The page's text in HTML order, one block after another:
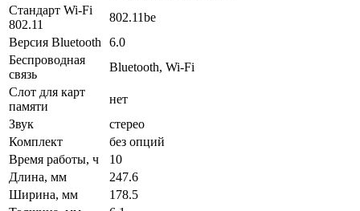
Стандарт Wi-Fi
802.11
802.11be
Версия Bluetooth
6.0
Беспроводная
связь
Bluetooth, Wi-Fi
Слот для карт
памяти
нет
Звук
стерео
Комплект
без опций
Время работы, ч
10
Длина, мм
247.6
Ширина, мм
178.5